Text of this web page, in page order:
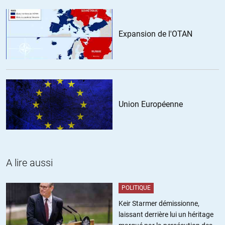
ALERTER
Marrant, après m’être enflammé tout seul, je tombe là dessus :
http://www.lemonde.fr/idees/article/2011/11/12/combattre-la-
societe-des-rentiers_1602915_3232.html
step//14.11.2011 à 12h23
surtout il aurait été bien plus pratique ! Un prototype, surement.
Expansion de l'OTAN
Union Européenne
A lire aussi
POLITIQUE
Keir Starmer démissionne,
laissant derrière lui un héritage